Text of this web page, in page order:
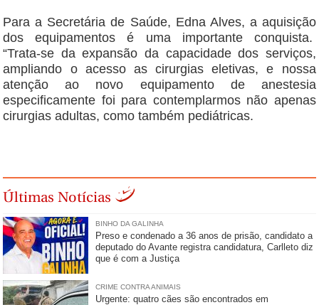
Para a Secretária de Saúde, Edna Alves, a aquisição
dos equipamentos é uma importante conquista.
“Trata-se da expansão da capacidade dos serviços,
ampliando o acesso as cirurgias eletivas, e nossa
atenção ao novo equipamento de anestesia
especificamente foi para contemplarmos não apenas
cirurgias adultas, como também pediátricas.
Últimas Notícias
BINHO DA GALINHA
Preso e condenado a 36 anos de prisão, candidato a
deputado do Avante registra candidatura, Carlleto diz
que é com a Justiça
CRIME CONTRA ANIMAIS
Urgente: quatro cães são encontrados em